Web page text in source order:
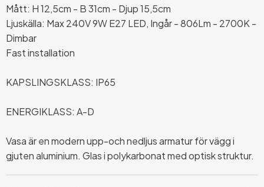
Mått: H 12,5cm - B 31cm - Djup 15,5cm
Ljuskälla: Max 240V 9W E27 LED, Ingår - 806Lm - 2700K -
Dimbar
Fast installation
KAPSLINGSKLASS: IP65
ENERGIKLASS: A-D
Vasa är en modern upp-och nedljus armatur för vägg i
gjuten aluminium. Glas i polykarbonat med optisk struktur.